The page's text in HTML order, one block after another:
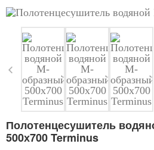
Полотенцесушитель
500х700 Terminus